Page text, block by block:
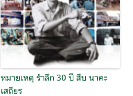
หมายเหตุ รำลึก 30 ปี สืบ นาคะ
เสถียร